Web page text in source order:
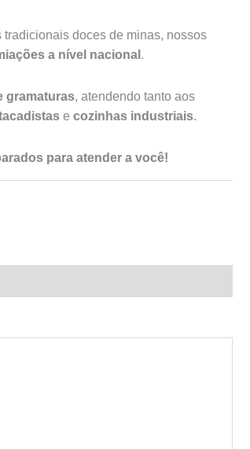
tradicionais doces de minas, nossos
a nível nacional .
gramaturas, atendendo tanto aos
e cozinhas industriais.
para atender a você!